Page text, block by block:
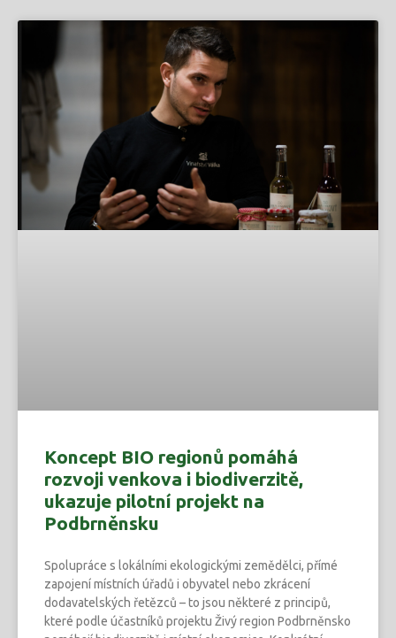
Koncept BIO regionů pomáhá
rozvoji venkova i biodiverzitě,
ukazuje pilotní projekt na
Podbrněnsku
Spolupráce s lokálními ekologickými zemědělci, přímé
zapojení místních úřadů i obyvatel nebo zkrácení
dodavatelských řetězců – to jsou některé z principů,
které podle účastníků projektu Živý region Podbrněnsko